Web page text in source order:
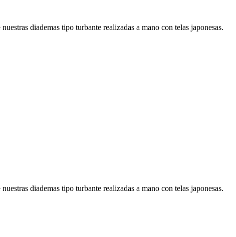
diademas tipo turbante realizadas a mano con telas japonesas.
diademas tipo turbante realizadas a mano con telas japonesas.